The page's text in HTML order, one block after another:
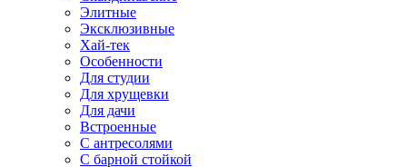
Элитные
Эксклюзивные
Хай-тек
Особенности
Для студии
Для хрущевки
Для дачи
Встроенные
С антресолями
С барной стойкой